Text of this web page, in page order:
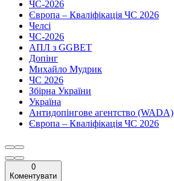
ЧС-2026
Європа – Кваліфікація ЧС 2026
Челсі
ЧС-2026
АПЛ з GGBET
Допінг
Михайло Мудрик
ЧС 2026
Збірна України
Україна
Антидопінгове агентство (WADA)
Європа – Кваліфікація ЧС 2026
0
Коментувати